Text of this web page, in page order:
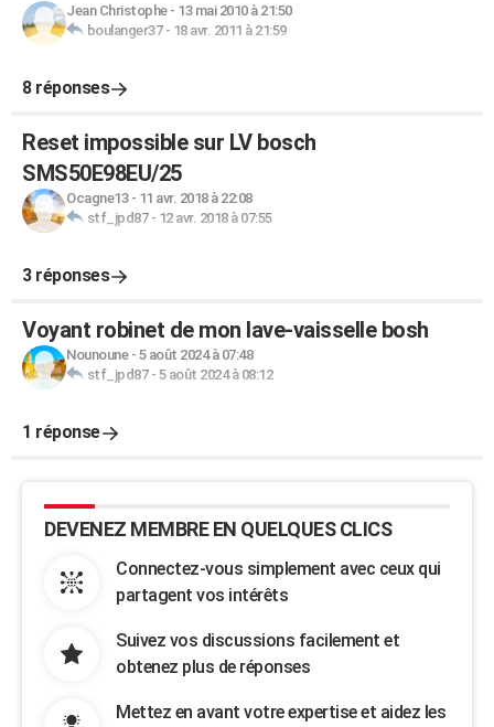
Jean Christophe- 13 mai 2010 à 21:50
boulanger37- 18 avr. 2011 à 21:59
8 réponses
Reset impossible sur LV bosch
SMS50E98EU/25
Ocagne13- 11 avr. 2018 à 22:08
stf_jpd87- 12 avr. 2018 à 07:55
3 réponses
Voyant robinet de mon lave-vaisselle bosh
Nounoune- 5 août 2024 à 07:48
stf_jpd87- 5 août 2024 à 08:12
1 réponse
DEVENEZ MEMBRE EN QUELQUES CLICS
Connectez-vous simplement avec ceux qui
partagent vos intérêts
Suivez vos discussions facilement et
obtenez plus de réponses
Mettez en avant votre expertise et aidez les